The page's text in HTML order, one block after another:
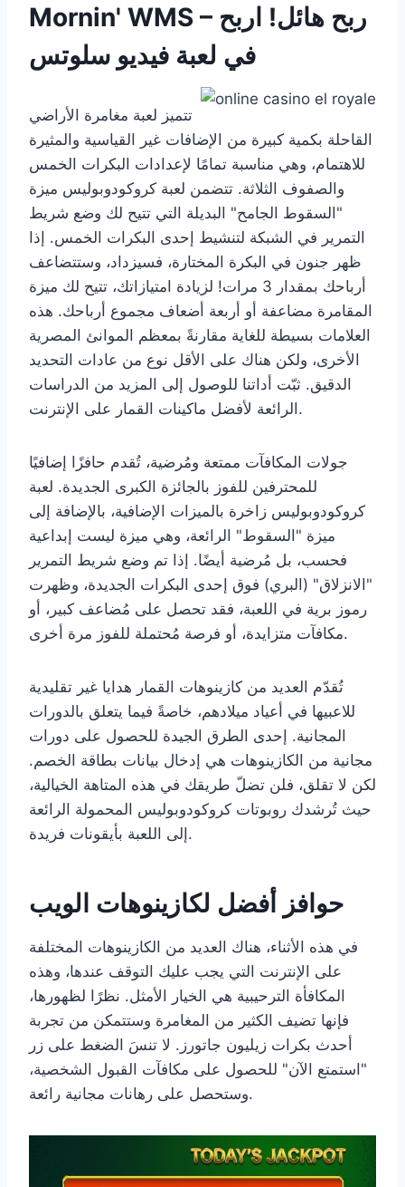
Mornin' WMS – ربح هائل! اربح
في لعبة فيديو سلوتس
تتميز لعبة مغامرة الأراضي
القاحلة بكمية كبيرة من الإضافات غير القياسية والمثيرة
للاهتمام، وهي مناسبة تمامًا لإعدادات البكرات الخمس
والصفوف الثلاثة. تتضمن لعبة كروكودوبوليس ميزة
"السقوط الجامح" البديلة التي تتيح لك وضع شريط
التمرير في الشبكة لتنشيط إحدى البكرات الخمس. إذا
ظهر جنون في البكرة المختارة، فسيزداد، وستتضاعف
أرباحك بمقدار 3 مرات! لزيادة امتيازاتك، تتيح لك ميزة
المقامرة مضاعفة أو أربعة أضعاف مجموع أرباحك. هذه
العلامات بسيطة للغاية مقارنةً بمعظم الموانئ المصرية
الأخرى، ولكن هناك على الأقل نوع من عادات التحديد
الدقيق. ثبّت أداتنا للوصول إلى المزيد من الدراسات
الرائعة لأفضل ماكينات القمار على الإنترنت.
جولات المكافآت ممتعة ومُرضية، تُقدم حافزًا إضافيًا
للمحترفين للفوز بالجائزة الكبرى الجديدة. لعبة
كروكودوبوليس زاخرة بالميزات الإضافية، بالإضافة إلى
ميزة "السقوط" الرائعة، وهي ميزة ليست إبداعية
فحسب، بل مُرضية أيضًا. إذا تم وضع شريط التمرير
"الانزلاق" (البري) فوق إحدى البكرات الجديدة، وظهرت
رموز برية في اللعبة، فقد تحصل على مُضاعف كبير، أو
مكافآت متزايدة، أو فرصة مُحتملة للفوز مرة أخرى.
تُقدّم العديد من كازينوهات القمار هدايا غير تقليدية
للاعبيها في أعياد ميلادهم، خاصةً فيما يتعلق بالدورات
المجانية. إحدى الطرق الجيدة للحصول على دورات
مجانية من الكازينوهات هي إدخال بيانات بطاقة الخصم.
لكن لا تقلق، فلن تضلّ طريقك في هذه المتاهة الخيالية،
حيث تُرشدك روبوتات كروكودوبوليس المحمولة الرائعة
إلى اللعبة بأيقونات فريدة.
حوافز أفضل لكازينوهات الويب
في هذه الأثناء، هناك العديد من الكازينوهات المختلفة
على الإنترنت التي يجب عليك التوقف عندها، وهذه
المكافأة الترحيبية هي الخيار الأمثل. نظرًا لظهورها،
فإنها تضيف الكثير من المغامرة وستتمكن من تجربة
أحدث بكرات زيليون جاتورز. لا تنسَ الضغط على زر
"استمتع الآن" للحصول على مكافآت القبول الشخصية،
وستحصل على رهانات مجانية رائعة.